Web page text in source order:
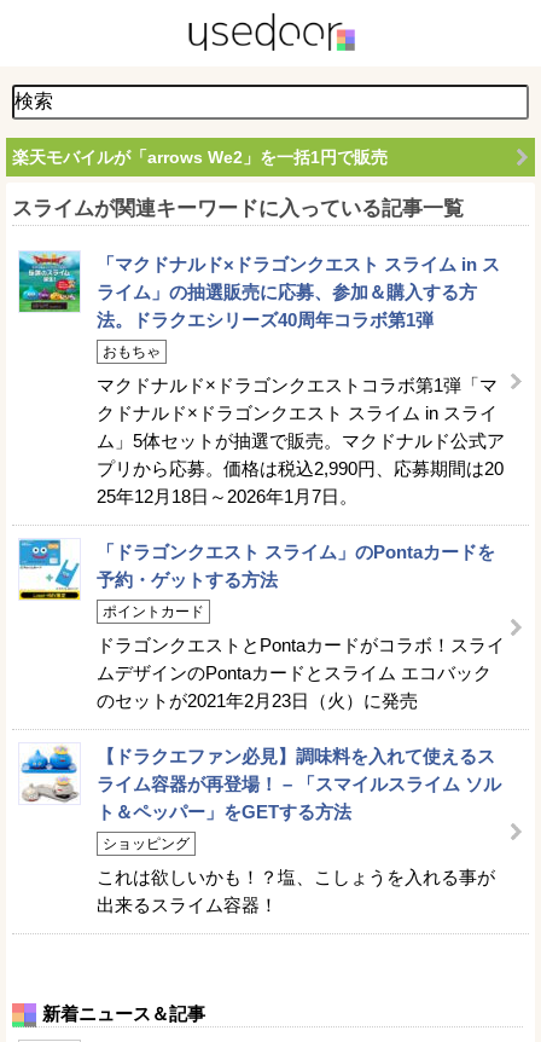
楽天モバイルが「arrows We2」を一括1円で販売
スライムが関連キーワードに入っている記事一覧
「マクドナルド×ドラゴンクエスト スライム in ス
ライム」の抽選販売に応募、参加＆購入する方
法。ドラクエシリーズ40周年コラボ第1弾
おもちゃ
マクドナルド×ドラゴンクエストコラボ第1弾「マ
クドナルド×ドラゴンクエスト スライム in スライ
ム」5体セットが抽選で販売。マクドナルド公式ア
プリから応募。価格は税込2,990円、応募期間は20
25年12月18日～2026年1月7日。
「ドラゴンクエスト スライム」のPontaカードを
予約・ゲットする方法
ポイントカード
ドラゴンクエストとPontaカードがコラボ！スライ
ムデザインのPontaカードとスライム エコバック
のセットが2021年2月23日（火）に発売
【ドラクエファン必見】調味料を入れて使えるス
ライム容器が再登場！ – 「スマイルスライム ソル
ト＆ペッパー」をGETする方法
ショッピング
これは欲しいかも！？塩、こしょうを入れる事が
出来るスライム容器！
新着ニュース＆記事